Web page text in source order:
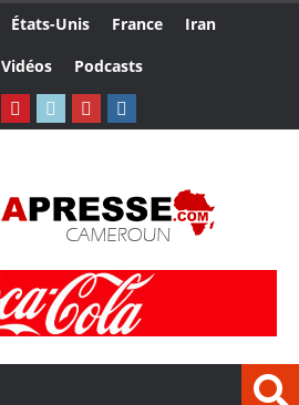
États-Unis France
Iran
Vidéos Podcasts